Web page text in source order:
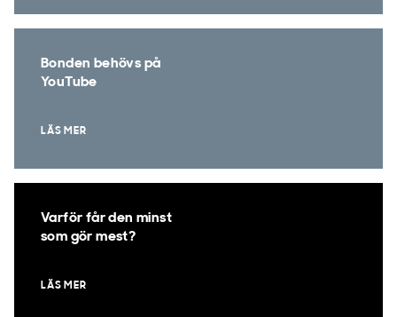
Bonden behövs på
YouTube
LÄS MER
Varför får den minst
som gör mest?
LÄS MER